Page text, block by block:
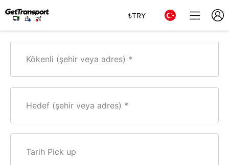
₺TRY
Kökenli (şehir veya adres)
Hedef (şehir veya adres)
Tarih Pick up